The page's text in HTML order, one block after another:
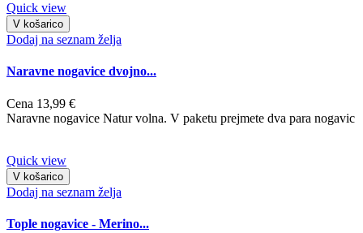
Quick view
V košarico
Dodaj na seznam želja
Naravne nogavice dvojno...
Cena 13,99 €
Naravne nogavice Natur volna. V paketu prejmete dva para nogavic
Quick view
V košarico
Dodaj na seznam želja
Tople nogavice - Merino...